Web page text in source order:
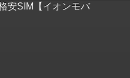
安SIM【イオンモバ